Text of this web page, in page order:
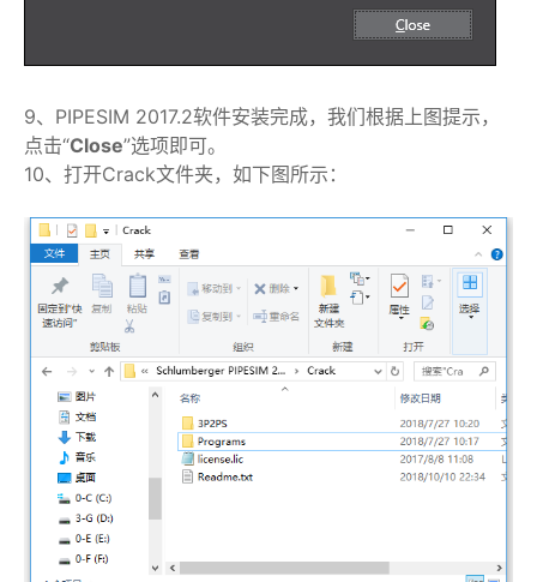
9、PIPESIM 2017.2软件安装完成，我们根据上图提示，
点击“Close”选项即可。
10、打开Crack文件夹，如下图所示：